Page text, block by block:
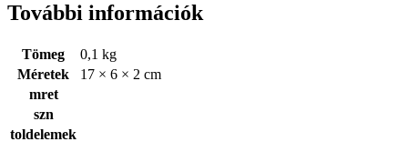
További információk
Tömeg
0,1 kg
Méretek
17 × 6 × 2 cm
mret
szn
toldelemek